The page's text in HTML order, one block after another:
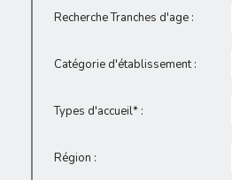
Recherche Tranches d'age :
Catégorie d'établissement :
Types d'accueil* :
Région :